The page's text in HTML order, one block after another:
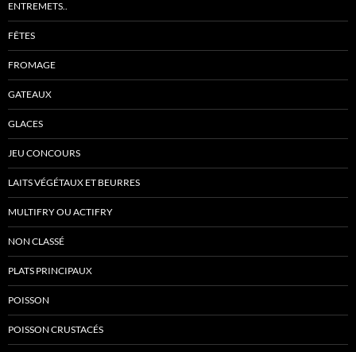
ENTREMETS..
FÊTES
FROMAGE
GATEAUX
GLACES
JEU CONCOURS
LAITS VÉGÉTAUX ET BEURRES
MULTIFRY OU ACTIFRY
NON CLASSÉ
PLATS PRINCIPAUX
POISSON
POISSON CRUSTACÉS